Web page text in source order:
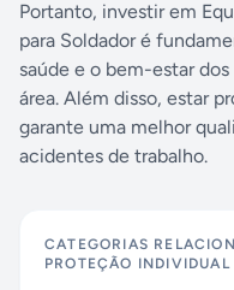
Portanto, investir em
para Soldador é
saúde e o bem-estar
área. Além disso, estar
garante uma melhor
acidentes de trabalho.
CATEGORIAS
PROTEÇÃO